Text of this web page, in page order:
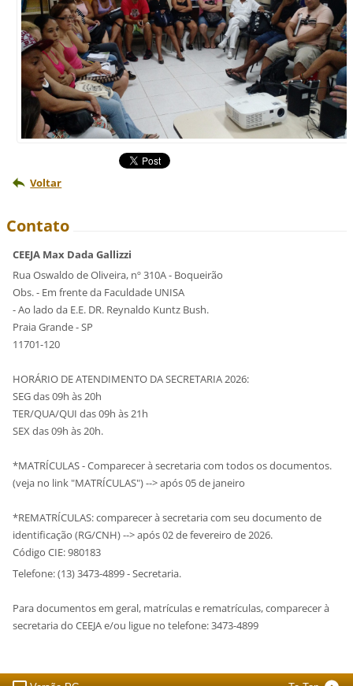
Voltar
Contato
CEEJA Max Dada Gallizzi
Rua Oswaldo de Oliveira, nº 310A - Boqueirão
Obs. - Em frente da Faculdade UNISA
- Ao lado da E.E. DR. Reynaldo Kuntz Bush.
Praia Grande - SP
11701-120
HORÁRIO DE ATENDIMENTO DA SECRETARIA 2026:
SEG das 09h às 20h
TER/QUA/QUI das 09h às 21h
SEX das 09h às 20h.
*MATRÍCULAS - Comparecer à secretaria com todos os documentos.
(veja no link "MATRÍCULAS") --> após 05 de janeiro
*REMATRÍCULAS: comparecer à secretaria com seu documento de
identificação (RG/CNH) --> após 02 de fevereiro de 2026.
Código CIE: 980183
Telefone: (13) 3473-4899 - Secretaria.
Para documentos em geral, matrículas e rematrículas, comparecer à
secretaria do CEEJA e/ou ligue no telefone: 3473-4899